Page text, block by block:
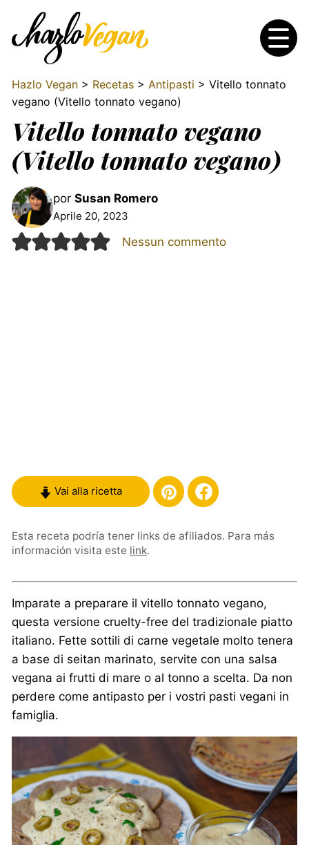
Hazlo Vegan > Recetas > Antipasti > Vitello tonnato
vegano (Vitello tonnato vegano)
Vitello tonnato vegano
(Vitello tonnato vegano)
por Susan Romero
Aprile 20, 2023
Nessun commento
Vai alla ricetta
Esta receta podría tener links de afiliados. Para más
información visita este link.
Imparate a preparare il vitello tonnato vegano,
questa versione cruelty-free del tradizionale piatto
italiano. Fette sottili di carne vegetale molto tenera
a base di seitan marinato, servite con una salsa
vegana ai frutti di mare o al tonno a scelta. Da non
perdere come antipasto per i vostri pasti vegani in
famiglia.